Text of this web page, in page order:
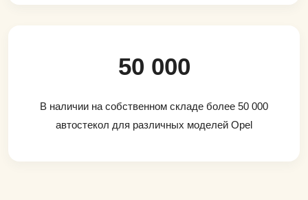
50 000
В наличии на собственном складе более 50 000
автостекол для различных моделей Opel